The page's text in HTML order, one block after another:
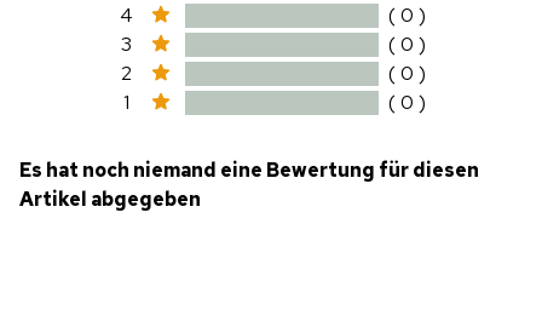
4
( 0 )
3
( 0 )
2
( 0 )
1
( 0 )
Es hat noch niemand eine Bewertung für diesen
Artikel abgegeben